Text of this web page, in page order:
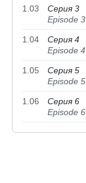
1.03
Серия 3
Episode 3
1.04
Серия 4
Episode 4
1.05
Серия 5
Episode 5
1.06
Серия 6
Episode 6